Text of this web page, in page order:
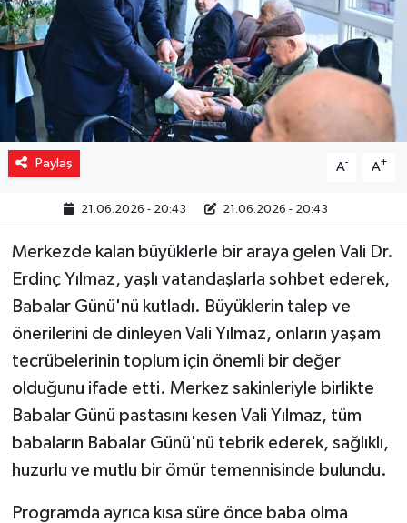
Paylaş A- A+
21.06.2026 - 20:43 21.06.2026 - 20:43
Merkezde kalan büyüklerle bir araya gelen Vali Dr.
Erdinç Yılmaz, yaşlı vatandaşlarla sohbet ederek,
Babalar Günü'nü kutladı. Büyüklerin talep ve
önerilerini de dinleyen Vali Yılmaz, onların yaşam
tecrübelerinin toplum için önemli bir değer
olduğunu ifade etti. Merkez sakinleriyle birlikte
Babalar Günü pastasını kesen Vali Yılmaz, tüm
babaların Babalar Günü'nü tebrik ederek, sağlıklı,
huzurlu ve mutlu bir ömür temennisinde bulundu.
Programda ayrıca kısa süre önce baba olma